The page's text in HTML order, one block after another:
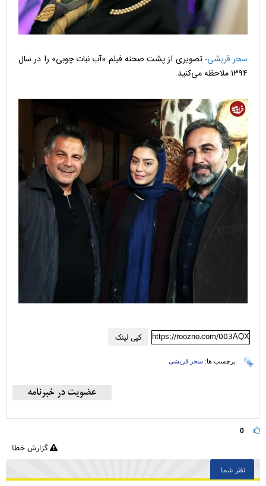
سحر قریشی- تصویری از پشت صحنه فیلم «آب نبات چوبی» را در سال
۱۳۹۴ ملاحظه می‌کنید.
کپی لینک https://roozno.com/003AQX
برچسب ها: سحر قریشی
0
گزارش خطا
نظر شما